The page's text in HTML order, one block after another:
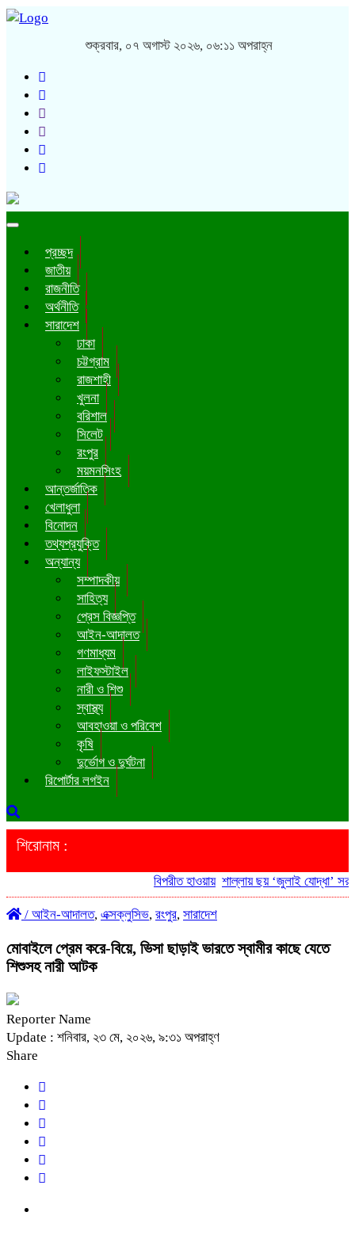
শুক্রবার, ০৭ অগাস্ট ২০২৬, ০৬:১১ অপরাহ্ন
Toggle
প্রচ্ছদ
জাতীয়
রাজনীতি
অর্থনীতি
সারাদেশ
ঢাকা
চট্টগ্রাম
রাজশাহী
খুলনা
বরিশাল
সিলেট
রংপুর
ময়মনসিংহ
আন্তর্জাতিক
খেলাধুলা
বিনোদন
তথ্যপ্রযুক্তি
অন্যান্য
সম্পাদকীয়
সাহিত্য
প্রেস বিজ্ঞপ্তি
আইন-আদালত
গণমাধ্যম
লাইফস্টাইল
নারী ও শিশু
স্বাস্থ্য
আবহাওয়া ও পরিবেশ
কৃষি
দুর্ভোগ ও দুর্ঘটনা
রিপোর্টার লগইন
শিরোনাম :
বিপরীত হাওয়ায় শাল্লায় ছয় ‘জুলাই যোদ্ধা’
/ আইন-আদালত, এক্সক্লুসিভ, রংপুর, সারাদেশ
মোবাইলে প্রেম করে-বিয়ে, ভিসা ছাড়াই ভারতে স্বামীর কাছে যেতে
শিশুসহ নারী আটক
Reporter Name
Update : শনিবার, ২৩ মে, ২০২৬, ৯:৩১ অপরাহ্ণ
Share